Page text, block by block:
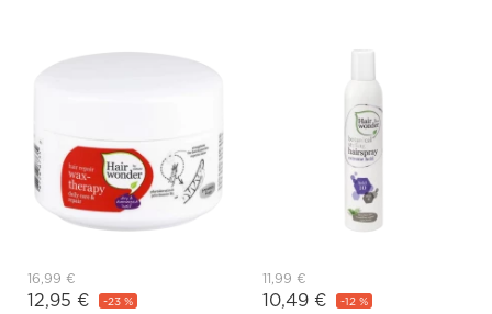
16,99 €
12,95 € -23 %
11,99 €
10,49 € -12 %